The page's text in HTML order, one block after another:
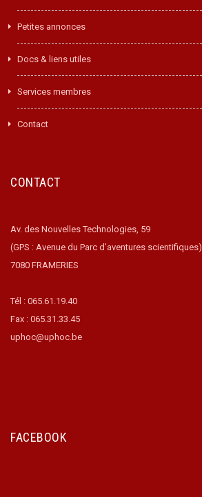
Petites annonces
Docs & liens utiles
Services membres
Contact
CONTACT
Av. des Nouvelles Technologies, 59
(GPS : Avenue du Parc d’aventures scientifiques)
7080 FRAMERIES
Tél : 065.61.19.40
Fax : 065.31.33.45
uphoc@uphoc.be
FACEBOOK